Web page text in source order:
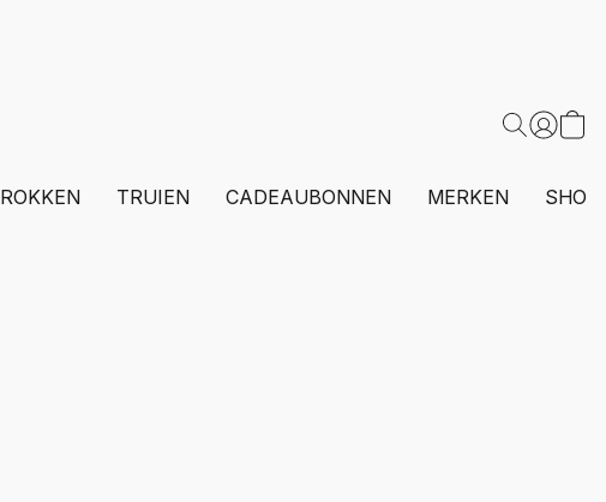
ROKKEN TRUIEN CADEAUBONNEN MERKEN SHOP